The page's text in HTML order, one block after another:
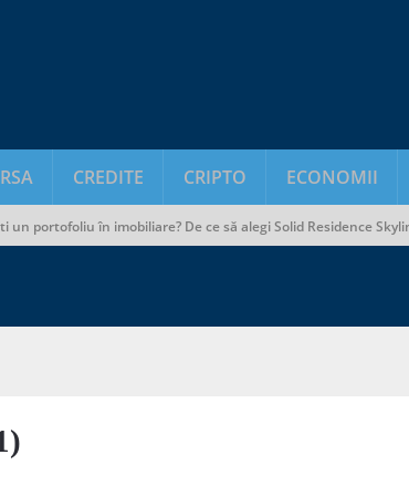
CREDITE CRIPTO ECONOMII
în imobiliare? De ce să alegi Solid Residence Skyline